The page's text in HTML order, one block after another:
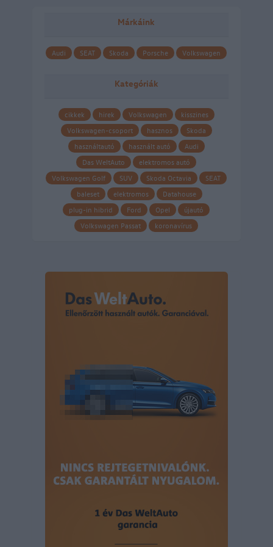
Márkáink
Audi SEAT Skoda Porsche Volkswagen
Kategóriák
cikkek hirek Volkswagen
kisszines
Volkswagen-csoport
hasznos
Skoda
használtautó
használt autó
Audi
Das WeltAuto
elektromos autó
Volkswagen Golf
SUV Skoda Octavia
SEAT
baleset
elektromos
Datahouse
plug-in hibrid
Ford Opel
újautó
Volkswagen Passat
koronavírus